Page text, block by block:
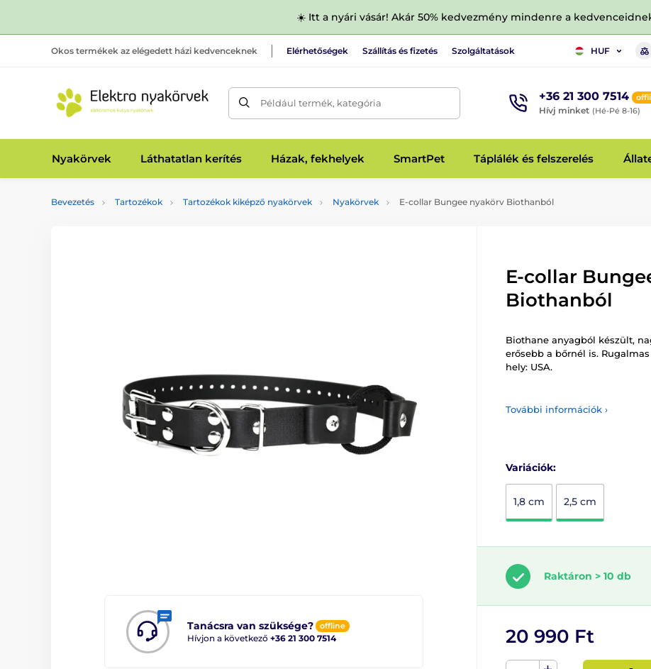
☀️ Itt a nyári vásár! Akár 50% kedvezmény mindenre a
Okos termékek az elégedett házi kedvenceknek Elérhetőségek Szállítás és fizetés Szolgáltatások HUF
Például termék, kategória +36 21 300 7514
Hívj minket (Hé-Pé 8-16)
Nyakörvek Láthatatlan kerítés Házak, fekhelyek SmartPet Táplálék és felszerelés
Bevezetés Tartozékok Tartozékok kiképző nyakörvek Nyakörvek E-collar Bungee nyakörv Biothanból
Tanácsra van szüksége? offline
Hívjon a következő +36 21 300 7514
E-collar
Biothanból
Biothane anyagból készült,
erősebb a bőrnél is.
hely: USA.
További információk ›
Variációk:
1,8 cm 2,5 cm
Raktáron > 10 db
20 990 Ft